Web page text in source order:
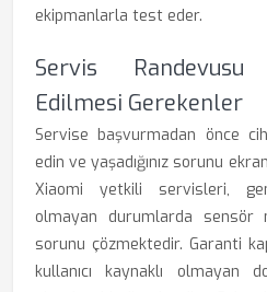
ekipmanlarla test eder.
Servis
Edilmesi Gerekenler
Servise başvurmadan önce
edin ve yaşadığınız sorunu
Xiaomi yetkili servisleri,
olmayan durumlarda sensör
sorunu çözmektedir. Garanti
kullanıcı kaynaklı olmayan